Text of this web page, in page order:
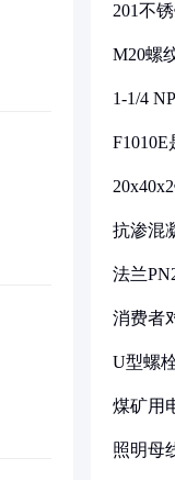
201不
M20螺
1-1/4
抗渗混
法兰
消费者
U型螺
煤矿用
照明母